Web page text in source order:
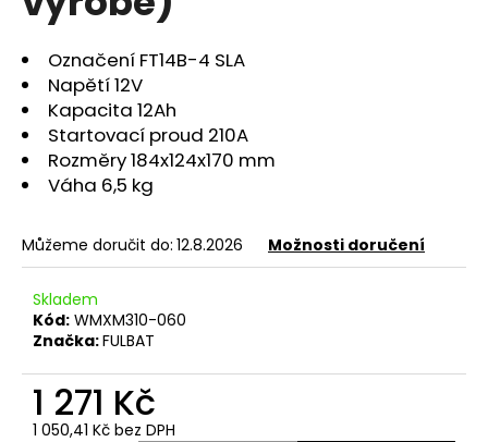
Označení FT14B-4 SLA
Napětí 12V
Kapacita 12Ah
Startovací proud 210A
Rozměry 184x124x170 mm
Váha 6,5 kg
Můžeme doručit do: 12.8.2026 Možnosti doručení
Skladem
Kód: WMXM310-060
Značka:FULBAT
1 271 Kč
1 050,41 Kč bez DPH
r
č
u
j
e
m
e
PITBIKE
BRZDOVÁ
WPB
RACE
320
Kč